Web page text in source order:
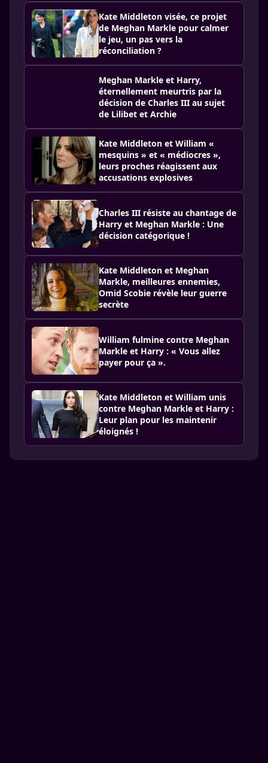
Kate Middleton visée, ce projet
de Meghan Markle pour calmer
le jeu, un pas vers la
réconciliation ?
Meghan Markle et Harry,
éternellement meurtris par la
décision de Charles III au sujet
de Lilibet et Archie
Kate Middleton et William «
mesquins » et « médiocres »,
leurs proches réagissent aux
accusations explosives
Charles III résiste au chantage de
Harry et Meghan Markle : Une
décision catégorique !
Kate Middleton et Meghan
Markle, meilleures ennemies,
Omid Scobie révèle leur guerre
secrète
William fulmine contre Meghan
Markle et Harry : « Vous allez
payer pour ça ».
Kate Middleton et William unis
contre Meghan Markle et Harry :
Leur plan pour les maintenir
éloignés !